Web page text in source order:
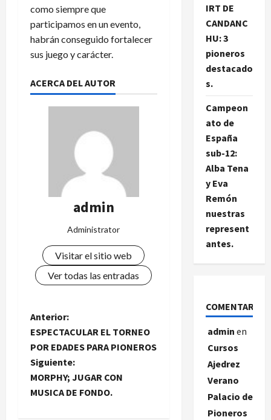
como siempre que
participamos en un evento,
habrán conseguido fortalecer
sus juego y carácter.
ACERCA DEL AUTOR
admin
Administrator
Visitar el sitio web
Ver todas las entradas
N
a
v
e
Anterior:
ESPECTACULAR EL TORNEO
POR EDADES PARA PIONEROS
Siguiente:
MORPHY; JUGAR CON
MUSICA DE FONDO.
IRT DE
CANDANC
HU: 3
pioneros
destacado
s.
Campeon
ato de
España
sub-12:
Alba Tena
y Eva
Remón
nuestras
represent
antes.
COMENTARIOS
admin en
Cursos
Ajedrez
Verano
Palacio de
Pioneros